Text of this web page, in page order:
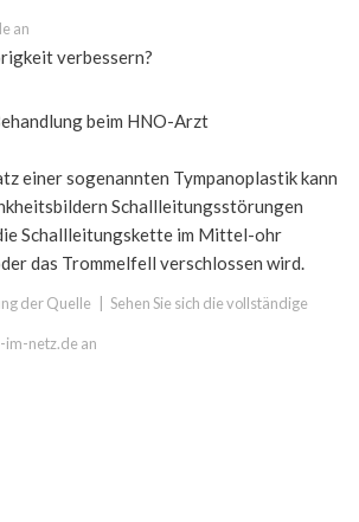
an
verbessern?
beim HNO-Arzt
einer sogenannten Tympanoplastik kann
Schallleitungsstörungen
Schallleitungskette im Mittel-ohr
das Trommelfell verschlossen wird.
der Quelle Sehen Sie sich die vollständige
netz.de an